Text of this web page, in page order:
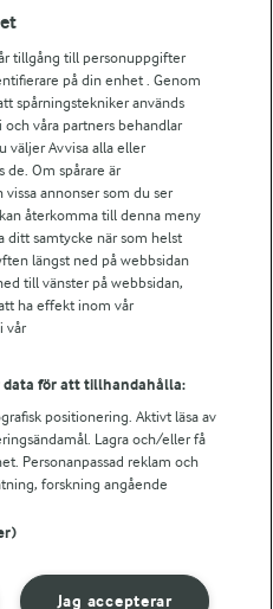
tillgång till personuppgifter
på din enhet . Genom
spårningstekniker används
våra partners behandlar
väljer Avvisa alla eller
de. Om spårare är
annonser som du ser
återkomma till denna meny
ditt samtycke när som helst
längst ned på webbsidan
till vänster på webbsidan,
ha effekt inom vår
vår
data för att tillhandahålla:
positionering. Aktivt läsa av
Lagra och/eller få
Personanpassad reklam och
forskning angående
Jag accepterar